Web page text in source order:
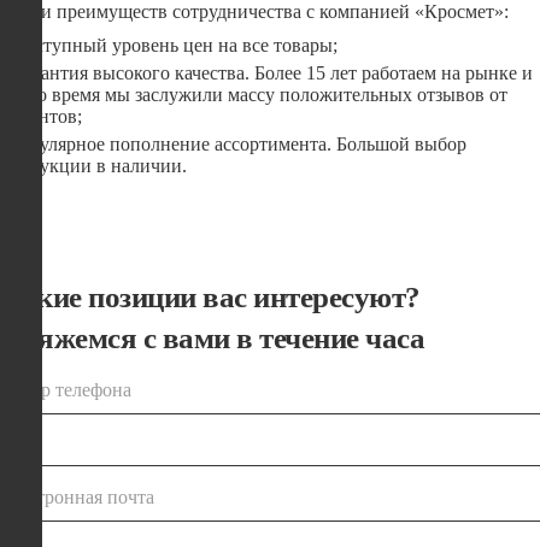
Среди преимуществ сотрудничества с компанией «Кросмет»:
Доступный уровень цен на все товары;
Гарантия высокого качества. Более 15 лет работаем на рынке и
за это время мы заслужили массу положительных отзывов от
клиентов;
Регулярное пополнение ассортимента. Большой выбор
продукции в наличии.
Какие позиции вас интересуют?
Свяжемся с вами в течение часа
номер телефона
электронная почта